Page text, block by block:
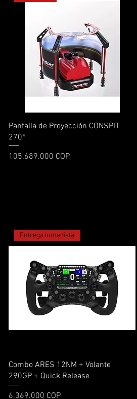
Vista rápida
Pantalla de Proyección CONSPIT
270°
Precio
105.689.000 COP
Vista rápida
Entrega inmediata
Combo ARES 12NM + Volante
290GP + Quick Release
Precio
6.369.000 COP